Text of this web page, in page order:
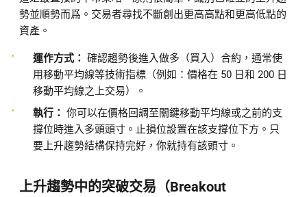
勢並順勢而爲。交易者尋找不斷創出更高高點和更高低點的
資產。
運作方式： 確認趨勢後進入做多（買入）合約，通常使
用移動平均線等技術指標（例如：價格在 50 日和 200 日
移動平均線之上交易）。
執行： 你可以在價格回調至關鍵移動平均線或之前的支
撐位時進入多頭頭寸。止損位設置在該支撐位下方。只
要上升趨勢結構保持完好，你就持有該頭寸。
上升趨勢中的突破交易（Breakout